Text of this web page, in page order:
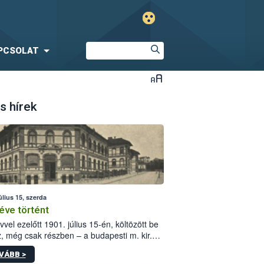
hírek
15, szerda
történt
ezelőtt 1901. július 15-én, költözött be
még csak részben – a budapesti m. kir.
állomás a Kis Rókus utca
alatti, Czigler Győző által tervezett új
>